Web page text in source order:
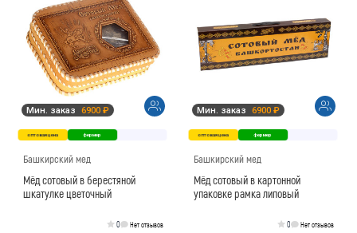
Мин. заказ 6900 ₽
оптовая цена фермер
Башкирский мед
Мёд сотовый в берестяной
шкатулке цветочный
0 Нет отзывов
Мин. заказ 6900 ₽
оптовая цена фермер
Башкирский мед
Мёд сотовый в картонной
упаковке рамка липовый
0 Нет отзывов